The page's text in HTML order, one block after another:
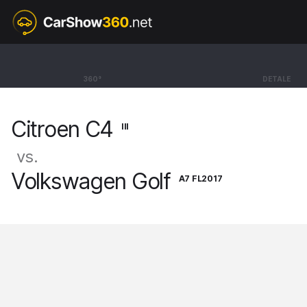
360° DETALE
Citroen C4
Citroen C4 III
vs.
Volkswagen Golf A7 FL2017